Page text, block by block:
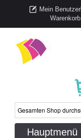
Mein
Warenkorb
Hauptmenü